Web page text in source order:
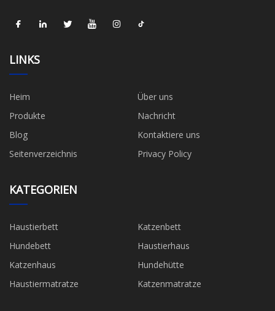
LINKS
Heim
Über uns
Produkte
Nachricht
Blog
Kontaktiere uns
Seitenverzeichnis
Privacy Policy
KATEGORIEN
Haustierbett
Katzenbett
Hundebett
Haustierhaus
Katzenhaus
Hundehütte
Haustiermatratze
Katzenmatratze